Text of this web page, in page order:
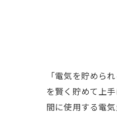
「電気を貯めら
を賢く貯めて上
間に使用する電